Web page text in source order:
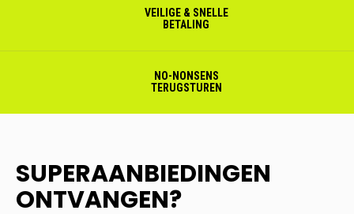
VEILIGE & SNELLE
BETALING
NO-NONSENS
TERUGSTUREN
SUPERAANBIEDINGEN
ONTVANGEN?